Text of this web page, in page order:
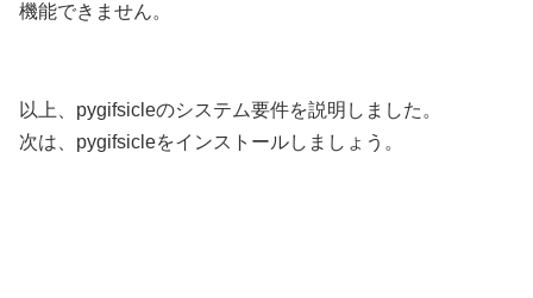
機能できません。
以上、pygifsicleのシステム要件を説明しました。
次は、pygifsicleをインストールしましょう。